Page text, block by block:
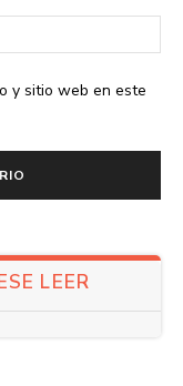
y sitio web en este
LEER